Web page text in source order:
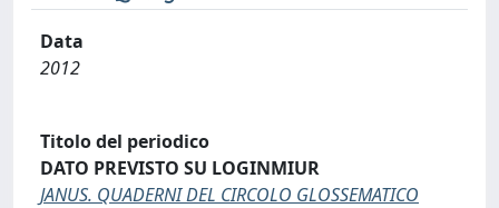
Data
2012
Titolo del periodico
DATO PREVISTO SU LOGINMIUR
JANUS. QUADERNI DEL CIRCOLO GLOSSEMATICO